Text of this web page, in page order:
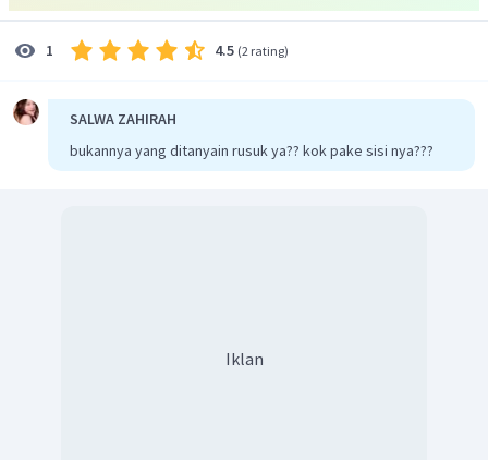
1 4.5 (2 rating)
SALWA ZAHIRAH
bukannya yang ditanyain rusuk ya?? kok pake sisi nya???
Iklan